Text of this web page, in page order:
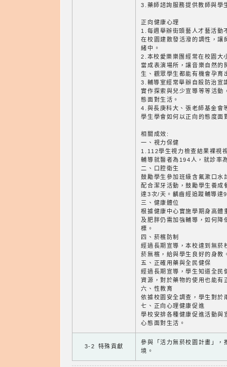
3.藥師諮詢服務提供教師與學
正向健康心理
1.每週舉辦街頭藝人才藝活動
在校園建散發活潑的調性，讓
緒中。
2.本校愛樂樂團經常在校園大
當成表演場所，讓音樂自然的
生、觀眾學生都能有機會孕育
3.輔導室經常舉辦自殺防治宣
實作探索與兒少宣導等等活動
態面對生活。
4.與長庚科大、張老師基金會
學生學會如何以正向的態度面
相關成效:
一、視力保健
1.112學生視力檢查結果裸視
輔導就醫者為194人，就診率
二、口腔衛生
鼓勵學生參加班級含氟漱口
配合潔牙活動，鼓勵學生養成
達3次/天。齲齒經追蹤輔導達
三、健康體位
根據健康中心實施學期身高體
及肥胖仍需加強輔導，如何降
標。
四、菸檳防制
經過長期宣導，本校達到無菸
菸無檳，給與學生良好的身教
五、正確用藥與全民健保
經過長期宣導，學生知道全民
資源，對於藥物的使用也能有
六、性教育
依據校園安全調查，學生對於
七、正向心理健康促進
學校安排各種健康促進活動與
心態面對生活。
3-2 特殊貢獻
參與「活力無菸校園計畫」，
境。